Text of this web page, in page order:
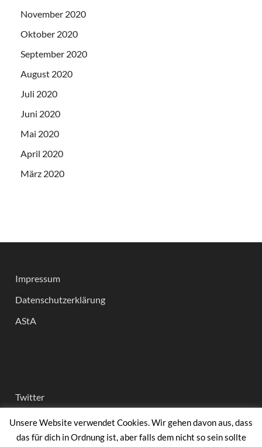
November 2020
Oktober 2020
September 2020
August 2020
Juli 2020
Juni 2020
Mai 2020
April 2020
März 2020
Impressum
Datenschutzerklärung
AStA
Twitter
Instagram
facebook
Unsere Website verwendet Cookies. Wir gehen davon aus, dass
das für dich in Ordnung ist, aber falls dem nicht so sein sollte